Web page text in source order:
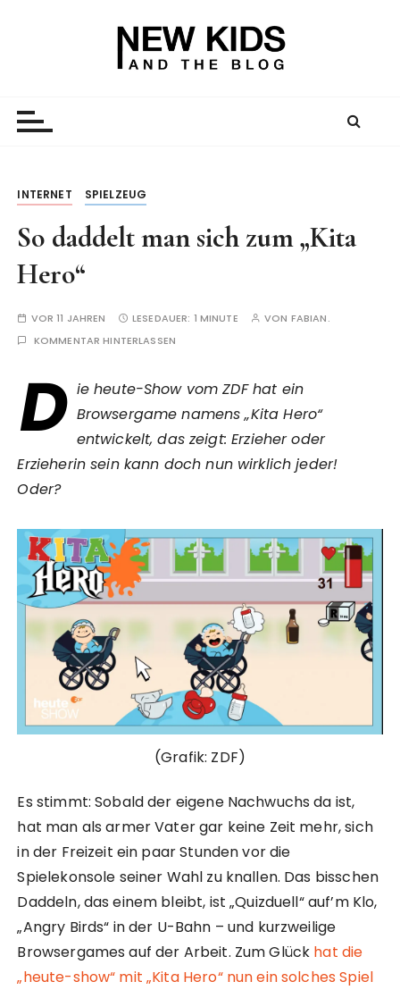
INTERNET SPIELZEUG
So daddelt man sich zum „Kita
Hero“
VOR 11 JAHREN LESEDAUER: 1 MINUTE VON FABIAN.
KOMMENTAR HINTERLASSEN
D ie heute-Show vom ZDF hat ein
Browsergame namens „Kita Hero“
entwickelt, das zeigt: Erzieher oder
Erzieherin sein kann doch nun wirklich jeder!
Oder?
(Grafik: ZDF)
Es stimmt: Sobald der eigene Nachwuchs da ist,
hat man als armer Vater gar keine Zeit mehr, sich
in der Freizeit ein paar Stunden vor die
Spielekonsole seiner Wahl zu knallen. Das bisschen
Daddeln, das einem bleibt, ist „Quizduell“ auf’m Klo,
„Angry Birds“ in der U-Bahn – und kurzweilige
Browsergames auf der Arbeit. Zum Glück hat die
„heute-show“ mit „Kita Hero“ nun ein solches Spiel